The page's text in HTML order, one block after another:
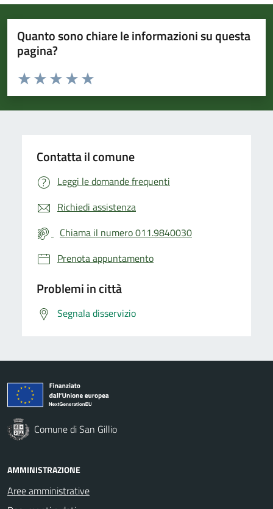
Quanto sono chiare le informazioni su questa
pagina?
Valuta da 1 a 5 stelle la pagina
Valuta 5 stelle su 5
Valuta 4 stelle su 5
Valuta 3 stelle su 5
Valuta 2 stelle su 5
Valuta 1 stelle su 5
Contatta il comune
Leggi le domande frequenti
Richiedi assistenza
Chiama il numero 011.9840030
Prenota appuntamento
Problemi in città
Segnala disservizio
Comune di San Gillio
AMMINISTRAZIONE
Aree amministrative